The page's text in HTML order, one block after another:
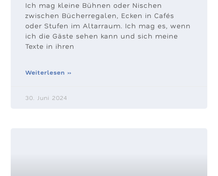
Ich mag kleine Bühnen oder Nischen
zwischen Bücherregalen, Ecken in Cafés
oder Stufen im Altarraum. Ich mag es, wenn
ich die Gäste sehen kann und sich meine
Texte in ihren
Weiterlesen »
30. Juni 2024